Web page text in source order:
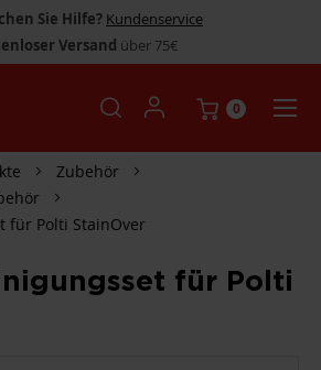
Sie Hilfe? Kundenservice
Versand über 75€
0
Zubehör
für Polti StainOver
für Polti